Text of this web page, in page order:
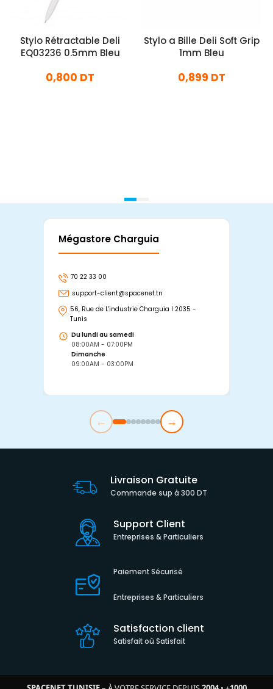
Stylo Rétractable Deli
EQ03236 0.5mm Bleu
0,800 DT
Stylo a Bille Deli Soft Grip
1mm Bleu
0,899 DT
Mégastore Charguia
70 22 33 00
support-client@spacenet.tn
56, Rue de L'industrie Charguia I 2035 -
Tunis
Du lundi au samedi
08:00AM - 07:00PM
Dimanche
09:00AM - 03:00PM
← →
Livraison Gratuite
Commande sup à 300 DT
Support Client
Entreprises & Particuliers
Paiement Sécurisé
Entreprises & Particuliers
Satisfaction client
Satisfait où Satisfait